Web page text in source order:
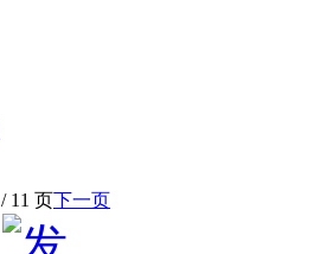
/ 11 页下一页